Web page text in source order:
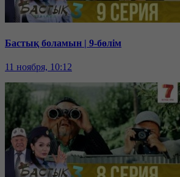
Бастық боламын | 9-бөлім
11 ноября, 10:12